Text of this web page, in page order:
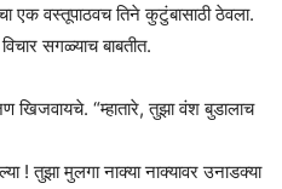
एक वस्तूपाठवच तिने कुटुंबासाठी ठेवला.
सगळ्याच बाबतीत.
खिजवायचे. “म्हातारे, तुझा वंश बुडालाच
! तुझा मुलगा नाक्या नाक्यावर उनाडक्या